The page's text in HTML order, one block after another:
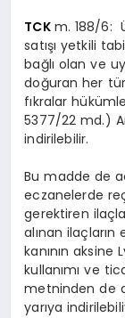
TCK m. 188/6:
satışı yetkili
bağlı olan ve
doğuran her
fıkralar
5377/22 md.)
indirilebilir.
Bu madde de
eczanelerde
gerektiren
alınan
kanının aksine
kullanımı ve
metninden de
yarıya